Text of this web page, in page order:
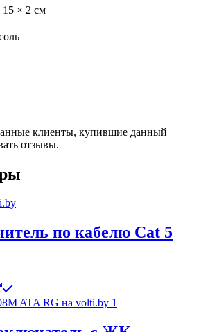
15 × 2 см
клиенты, купившие данный
отзывы.
по кабелю Cat 5